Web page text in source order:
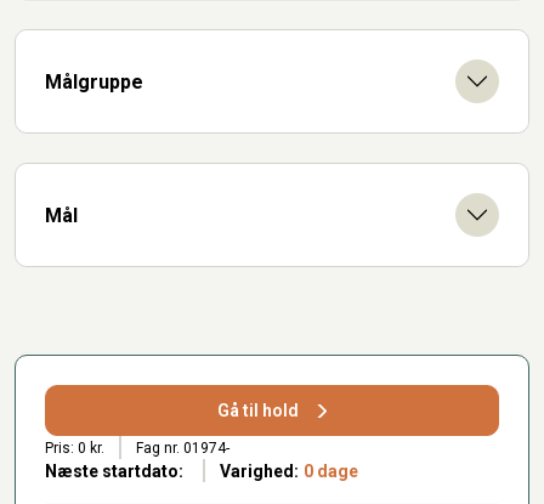
Målgruppe
Mål
Gå til hold
Pris: 0 kr. Fag nr. 01974-
Næste startdato: Varighed: 0 dage